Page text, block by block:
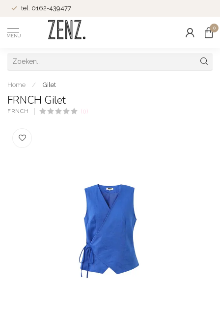
tel. 0162-439477
MENU
0
Home / Gilet
FRNCH Gilet
FRNCH (0)